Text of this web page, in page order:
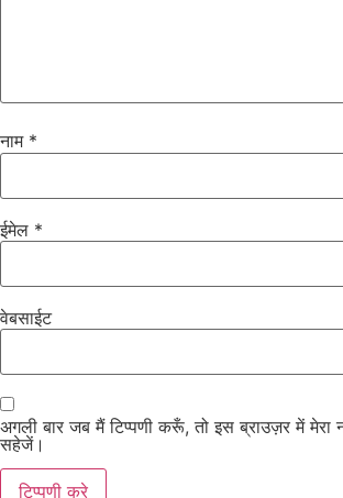
नाम *
ईमेल *
वेबसाईट
अगली बार जब मैं टिप्पणी करूँ, तो इस ब्राउज़र में मेरा
सहेजें।